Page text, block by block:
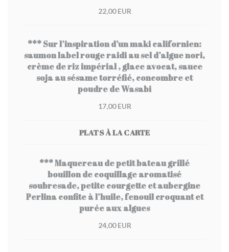
22,00 EUR
*** Sur l’inspiration d’un maki californien:
saumon label rouge raidi au sel d’algue nori,
crème de riz impérial , glace avocat, sauce
soja au sésame torréfié, concombre et
poudre de Wasabi
17,00 EUR
PLATS À LA CARTE
*** Maquereau de petit bateau grillé
bouillon de coquillage aromatisé
soubresade, petite courgette et aubergine
Perlina confite à l’huile, fenouil croquant et
purée aux algues
24,00 EUR